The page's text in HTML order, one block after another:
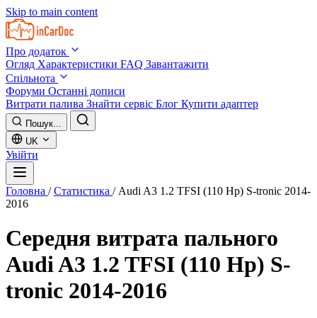
Skip to main content
Про додаток
Огляд Характеристики FAQ Завантажити
Спільнота
Форуми Останні дописи
Витрати палива Знайти сервіс Блог Купити адаптер
Пошук...
UK
Увійти
Головна / Статистика / Audi A3 1.2 TFSI (110 Hp) S-tronic 2014-
2016
Середня витрата пального
Audi A3 1.2 TFSI (110 Hp) S-
tronic 2014-2016